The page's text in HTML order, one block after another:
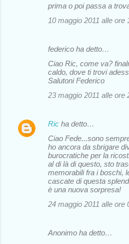
prima o poi passa a
10 maggio 2011 alle ore
federico ha detto…
Ciao Ric, come va?
caldo, dove ti trovi
Salutoni Federico
23 maggio 2011 alle ore
Ric ha detto…
Ciao Fede...sono
ho ancora da sbrigare
burocratiche per la
al di là di questo, sto
memorabili fra i boschi,
cascate di questa
è una nuova sorpresa!
24 maggio 2011 alle ore
Anonimo ha detto…